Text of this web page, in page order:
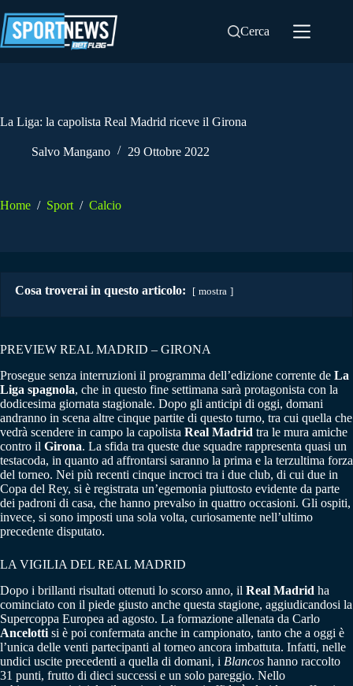
al
contenuto
Cerca
La Liga: la capolista Real Madrid riceve il Girona
Salvo Mangano 29 Ottobre 2022
Home / Sport / Calcio
Cosa troverai in questo articolo: mostra
PREVIEW REAL MADRID – GIRONA
Prosegue senza interruzioni il programma dell’edizione corrente de La
Liga spagnola, che in questo fine settimana sarà protagonista con la
dodicesima giornata stagionale. Dopo gli anticipi di oggi, domani
andranno in scena altre cinque partite di questo turno, tra cui quella che
vedrà scendere in campo la capolista Real Madrid tra le mura amiche
contro il Girona. La sfida tra queste due squadre rappresenta quasi un
testacoda, in quanto ad affrontarsi saranno la prima e la terzultima forza
del torneo. Nei più recenti cinque incroci tra i due club, di cui due in
Copa del Rey, si è registrata un’egemonia piuttosto evidente da parte
dei padroni di casa, che hanno prevalso in quattro occasioni. Gli ospiti,
invece, si sono imposti una sola volta, curiosamente nell’ultimo
precedente disputato.
LA VIGILIA DEL REAL MADRID
Dopo i brillanti risultati ottenuti lo scorso anno, il Real Madrid ha
cominciato con il piede giusto anche questa stagione, aggiudicandosi la
Supercoppa Europea ad agosto. La formazione allenata da Carlo
Ancelotti si è poi confermata anche in campionato, tanto che a oggi è
l’unica delle venti partecipanti al torneo ancora imbattuta. Infatti, nelle
undici uscite precedenti a quella di domani, i Blancos hanno raccolto
31 punti, frutto di dieci successi e un solo pareggio. Nello